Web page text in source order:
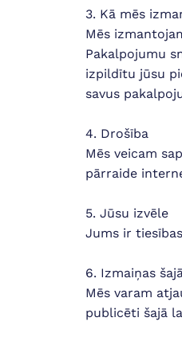
3. Kā mēs
Mēs
Pakalpojumu
izpildītu jūsu
savus
4. Drošība
Mēs veicam
pārraide
5. Jūsu izvēle
Jums ir
6. Izmaiņas
Mēs varam
publicēti šajā